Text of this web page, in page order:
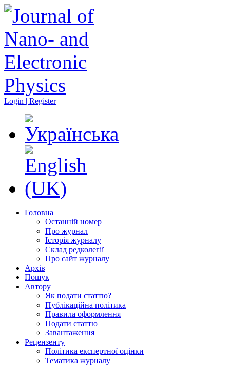
Login | Register
Головна
Останній номер
Про журнал
Історія журналу
Склад редколегії
Про сайт журналу
Архів
Пошук
Автору
Як подати статтю?
Публікаційна політика
Правила оформлення
Подати статтю
Завантаження
Рецензенту
Політика експертної оцінки
Тематика журналу